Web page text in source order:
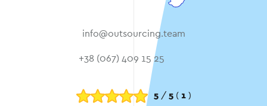
info@outsourcing.team
+38 (067) 409 15 25
5/ 5( 1)